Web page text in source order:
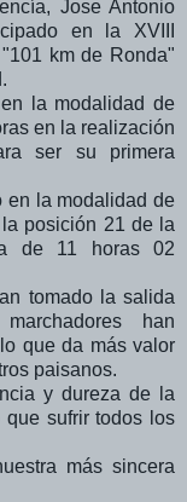
Jose Antonio
en la XVIII
km de Ronda"
la modalidad de
en la realización
ser su primera
la modalidad de
posición 21 de la
de 11 horas 02
tomado la salida
han
que da más valor
paisanos.
y dureza de la
sufrir todos los
más sincera